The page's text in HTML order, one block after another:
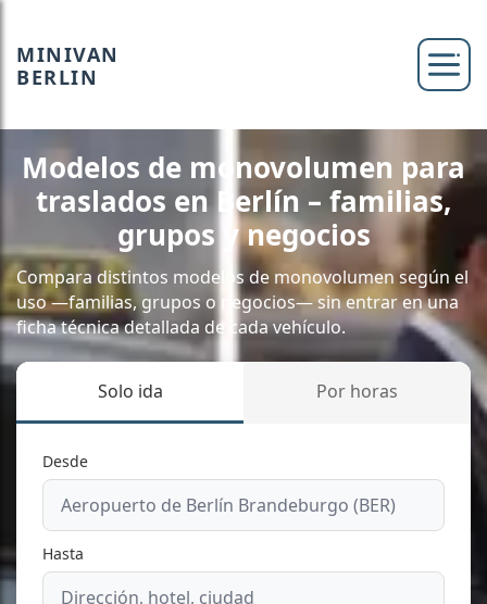
MINIVAN
BERLIN
Modelos de monovolumen para
traslados en Berlín – familias,
grupos y negocios
Compara distintos modelos de monovolumen según el
uso —familias, grupos o negocios— sin entrar en una
ficha técnica detallada de cada vehículo.
Solo ida Por horas
Desde
Hasta